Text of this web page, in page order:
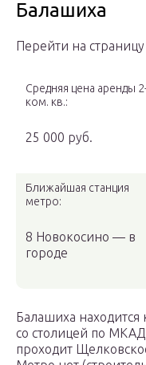
Балашиха
Перейти на страницу
Средняя цена аренды
ком. кв.:
25 000 руб.
Ближайшая станция
метро:
8 Новокосино — в
городе
Балашиха находится
со столицей по
проходит